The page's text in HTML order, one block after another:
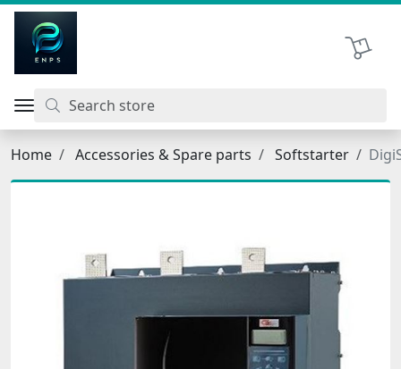
Shopping
Home Accessories & Spare parts Softstarter